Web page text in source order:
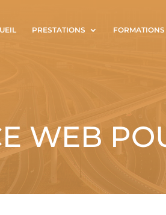
PRESTATIONS FORMATIONS
WEB